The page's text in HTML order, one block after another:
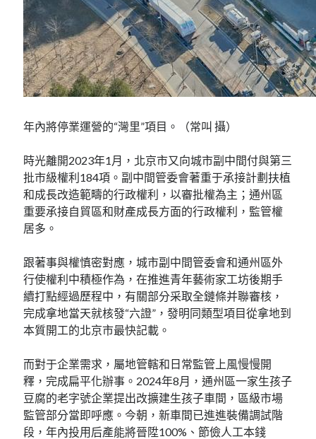
年內將停業運營的“灣里”項目。（常叫 攝）
時光離開2023年1月，北京市又向城市副中間付與第三
批市級權利184項。副中間管委會著重于承接計劃扶植
和成長改造範疇的行政權利，以審批權為主；通州區
重要承接自貿區和財產成長方面的行政權利，監管權
居多。
跟著事與權慎密對應，城市副中間管委會和通州區外
行使權利中積極作為，在推進青年藝術家工坊後期手
續打點經過歷程中，有關部分采取全鏈條并聯審核，
完成拿地當天就核發“六證”，發明同類型項目從拿地到
本質開工的北京市最快記載。
而對于企業需求，屬地管轄和日常監管上風慢慢開
釋，完成扁平化辦事。2024年8月，通州區一家生孩子
豆腐的老字號企業提出改擴建生孩子車間，區級市場
監管部分當即呼應。今朝，新車間已進進裝備調試階
段，年內投用后產能將晉陞100%、節儉人工本錢